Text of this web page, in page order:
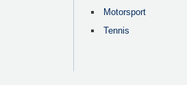
Motorsport
Tennis